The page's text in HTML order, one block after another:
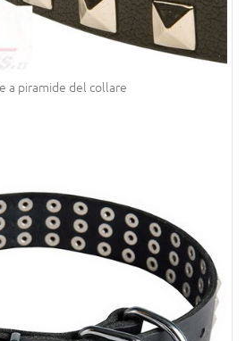
a piramide del collare